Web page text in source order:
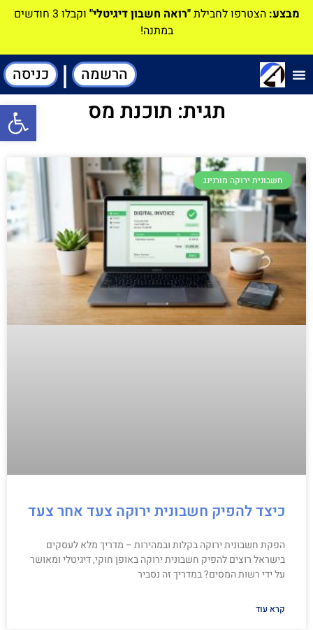
מבצע: הצטרפו לחבילת"רואה חשבון דיגיטלי"
וקבלו 3 חודשים
במתנה!
הרשמה | כניסה
תגית: תוכנת מס
חשבונית ירוקה מורנינג
כיצד להפיק חשבונית ירוקה צעד אחר צעד
הפקת חשבונית ירוקה בקלות ובמהירות – מדריך מלא לעסקים
בישראל רוצים להפיק חשבונית ירוקה באופן חוקי, דיגיטלי ומאושר
על ידי רשות המסים? במדריך זה נסביר
קרא עוד
פתח